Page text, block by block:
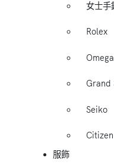
女士手
Rolex
Omega
Grand
Seiko
Citizen
服飾